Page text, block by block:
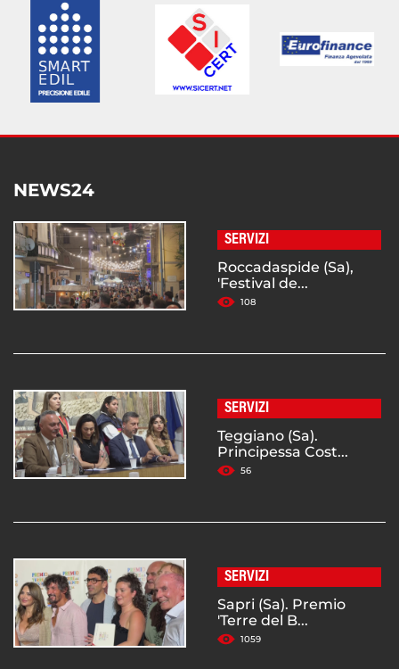
NEWS24
SERVIZI
Roccadaspide (Sa),
'Festival de...
108
SERVIZI
Teggiano (Sa).
Principessa Cost...
56
SERVIZI
Sapri (Sa). Premio
'Terre del B...
1059